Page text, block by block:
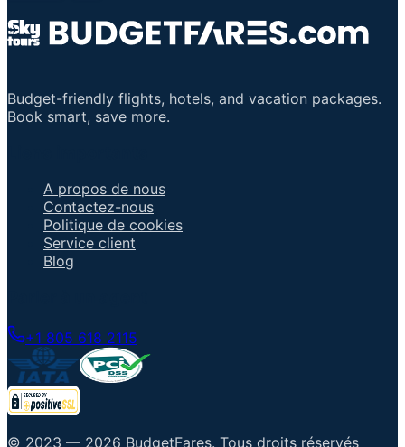
Budget-friendly flights, hotels, and vacation packages.
Book smart, save more.
A propos de nous
Contactez-nous
Politique de cookies
Service client
Blog
+1 805 618 2115
© 2023 — 2026 BudgetFares. Tous droits réservés